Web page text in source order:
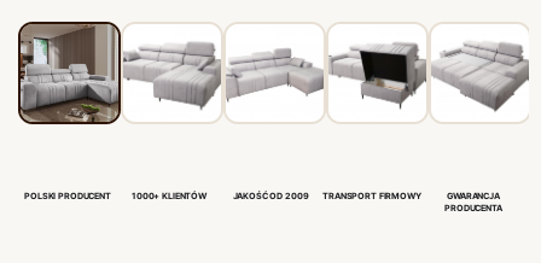
POLSKI PRODUCENT 1000+ KLIENTÓW JAKOŚĆ OD 2009 TRANSPORT FIRMOWY
GWARANCJA
PRODUCENTA